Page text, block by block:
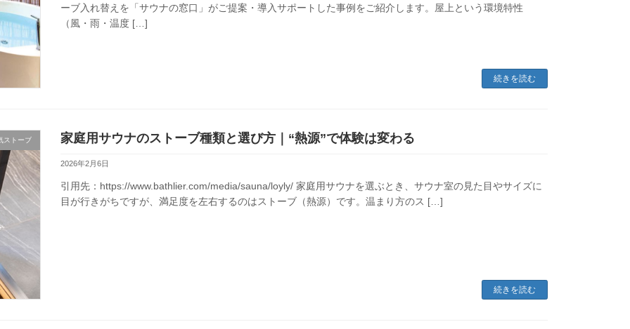
ーブ入れ替えを「サウナの窓口」がご提案・導入サポートした事例をご紹介します。屋上という環境特性
（風・雨・温度 […]
続きを読む
ストーブ 家庭用サウナのストーブ種類と選び方｜“熱源”で体験は変わる
2026年2月6日
引用先：https://www.bathlier.com/media/sauna/loyly/ 家庭用サウナを選ぶとき、サウナ室の見た目やサイズに
目が行きがちですが、満足度を左右するのはストーブ（熱源）です。温まり方のス […]
続きを読む